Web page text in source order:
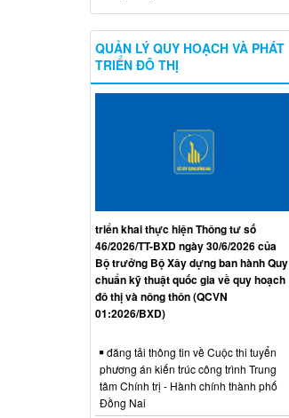
QUẢN LÝ QUY HOẠCH VÀ PHÁT
TRIỂN ĐÔ THỊ
triển khai thực hiện Thông tư số
46/2026/TT-BXD ngày 30/6/2026 của
Bộ trưởng Bộ Xây dựng ban hành Quy
chuẩn kỹ thuật quốc gia về quy hoạch
đô thị và nông thôn (QCVN
01:2026/BXD)
đăng tải thông tin về Cuộc thi tuyển
phương án kiến trúc công trình Trung
tâm Chính trị - Hành chính thành phố
Đồng Nai